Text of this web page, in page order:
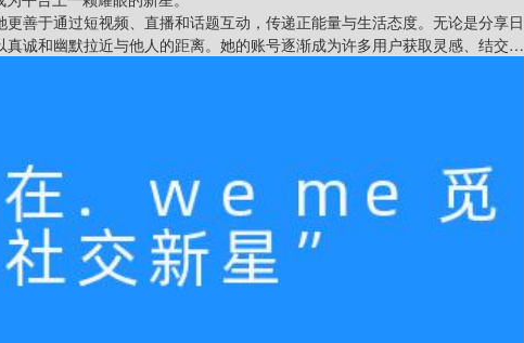
善于通过短视频、直播和话题互动，传递正能量与生活态度。无论是分享日
诚和幽默拉近与他人的距离。她的账号逐渐成为许多用户获取灵感、结交朋